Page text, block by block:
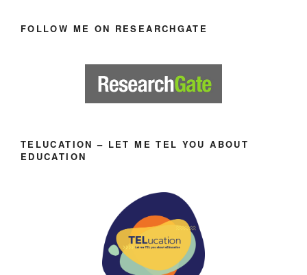
FOLLOW ME ON RESEARCHGATE
TELUCATION – LET ME TEL YOU ABOUT
EDUCATION